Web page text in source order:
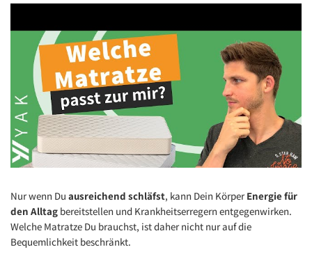
Youtube Datenschutz
Video laden
Nur wenn Du ausreichend schläfst, kann Dein Körper Energie für
den Alltag bereitstellen und Krankheitserregern entgegenwirken.
Welche Matratze Du brauchst, ist daher nicht nur auf die
Bequemlichkeit beschränkt.